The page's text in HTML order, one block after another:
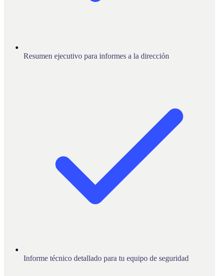
Resumen ejecutivo para informes a la dirección
Informe técnico detallado para tu equipo de seguridad